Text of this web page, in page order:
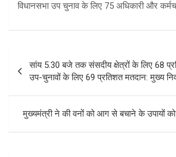
विधानसभा उप चुनाव के लिए 75 अधिकारी और
Post
navigation
सांय 5.30 बजे तक संसदीय क्षेत्रों के लिए 68
उप-चुनावों के लिए 69 प्रतिशत मतदान: मुख्य
मुख्यमंत्री ने की वनों को आग से बचाने के उपायों